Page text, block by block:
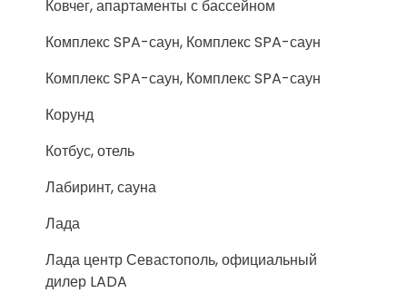
Ковчег, апартаменты с бассейном
Комплекс SPA-саун, Комплекс SPA-саун
Комплекс SPA-саун, Комплекс SPA-саун
Корунд
Котбус, отель
Лабиринт, сауна
Лада
Лада центр Севастополь, официальный
дилер LADA